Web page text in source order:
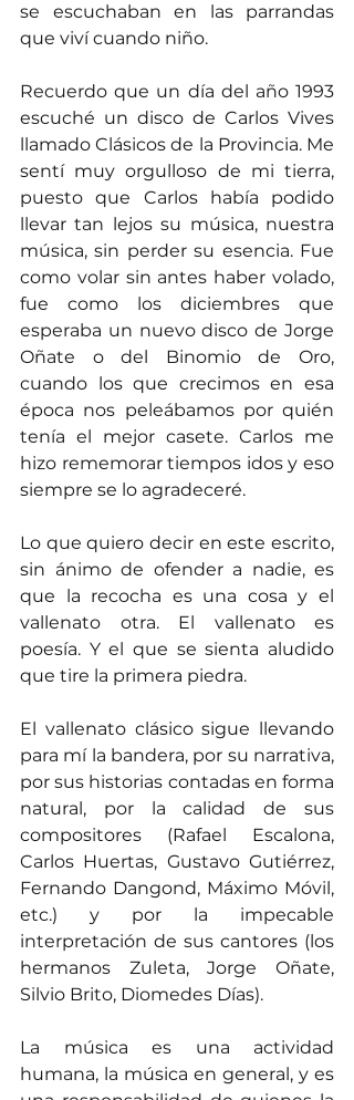
se escuchaban en las parrandas
que viví cuando niño.
Recuerdo que un día del año 1993
escuché un disco de Carlos Vives
llamado Clásicos de la Provincia. Me
sentí muy orgulloso de mi tierra,
puesto que Carlos había podido
llevar tan lejos su música, nuestra
música, sin perder su esencia. Fue
como volar sin antes haber volado,
fue como los diciembres que
esperaba un nuevo disco de Jorge
Oñate o del Binomio de Oro,
cuando los que crecimos en esa
época nos peleábamos por quién
tenía el mejor casete. Carlos me
hizo rememorar tiempos idos y eso
siempre se lo agradeceré.
Lo que quiero decir en este escrito,
sin ánimo de ofender a nadie, es
que la recocha es una cosa y el
vallenato otra. El vallenato es
poesía. Y el que se sienta aludido
que tire la primera piedra.
El vallenato clásico sigue llevando
para mí la bandera, por su narrativa,
por sus historias contadas en forma
natural, por la calidad de sus
compositores (Rafael Escalona,
Carlos Huertas, Gustavo Gutiérrez,
Fernando Dangond, Máximo Móvil,
etc.) y por la impecable
interpretación de sus cantores (los
hermanos Zuleta, Jorge Oñate,
Silvio Brito, Diomedes Días).
La música es una actividad
humana, la música en general, y es